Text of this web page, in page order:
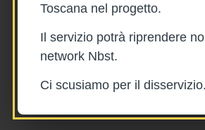
Toscana nel progetto.
Il servizio potrà riprendere
network Nbst.
Ci scusiamo per il disservizio.